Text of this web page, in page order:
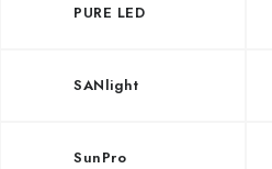
PURE LED
SANlight
SunPro